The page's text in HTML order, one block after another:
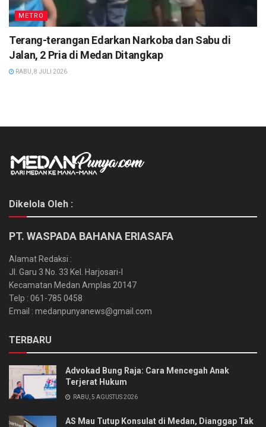
METRO
Terang-terangan Edarkan Narkoba dan Sabu di
Jalan, 2 Pria di Medan Ditangkap
RABU, 8 JULI 2026
Dikelola Oleh :
PT. WASPADA BAHANA ERIASAFA
Alamat Redaksi :
Jl. Garu 3 No. 33 Kel. Harjosari-I
Kecamatan Medan Amplas 20147
Telp : 061-785 0458
Email : medanpunyanews@gmail.com
TERBARU
Advokad Bung Raja: Cara Mencegah Anak
Terjerat Hukum
RABU, 5 AGUSTUS 2026
AS Mau Tutup Konsulat di Medan, Dianggap Tak